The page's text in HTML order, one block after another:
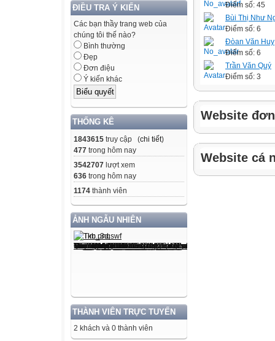
ĐIỀU TRA Ý KIẾN
Các bạn thầy trang web của
chúng tôi thế nào?
Bình thường
Đẹp
Đơn điệu
Ý kiến khác
THỐNG KÊ
1843615 truy cập (chi tiết)
477 trong hôm nay
3542707 lượt xem
636 trong hôm nay
1174 thành viên
ẢNH NGẪU NHIÊN
THÀNH VIÊN TRỰC TUYẾN
2 khách và 0 thành viên
Điểm số: 45
Bùi Thị Như
Điểm số: 6
Đòan Văn Huy
Điểm số: 6
Trần Văn Quý
Điểm số: 3
Website
Website cá